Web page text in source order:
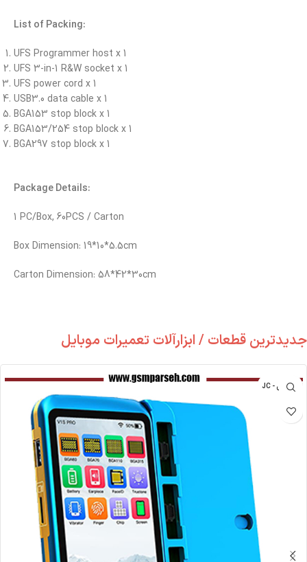
List of Packing:
UFS Programmer host x 1
UFS 3-in-1 R&W socket x 1
UFS power cord x 1
USB3.0 data cable x 1
BGA153 stop block x 1
BGA153/254 stop block x 1
BGA297 stop block x 1
Package Details:
1 PC/Box, 60PCS / Carton
Box Dimension: 19*10*5.5cm
Carton Dimension: 58*42*30cm
جدیدترین قطعات / ابزارآلات تعمیرات موبایل
جی سی - JC